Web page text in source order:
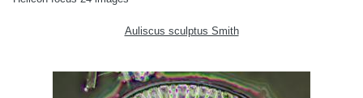
Auliscus sculptus Smith